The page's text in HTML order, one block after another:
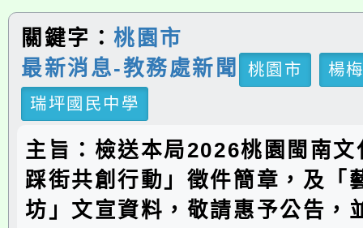
關鍵字：桃園市
最新消息-教務處新聞
桃園市
楊
瑞坪國民中學
主旨：檢送本局2026桃園閩南文
踩街共創行動」徵件簡章，及「
坊」文宣資料，敬請惠予公告，